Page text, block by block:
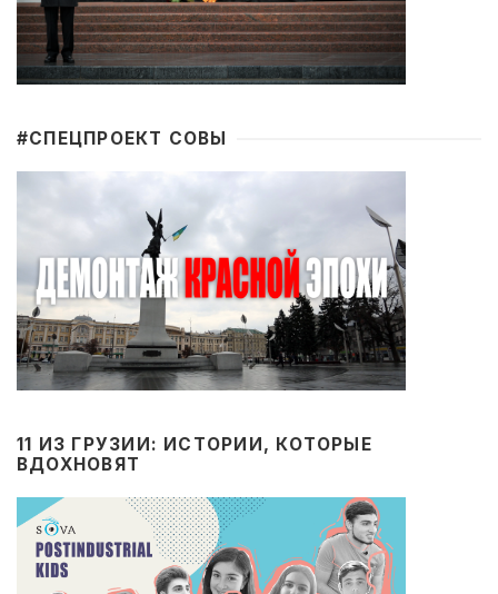
#CПЕЦПРОЕКТ СОВЫ
11 ИЗ ГРУЗИИ: ИСТОРИИ, КОТОРЫЕ
ВДОХНОВЯТ